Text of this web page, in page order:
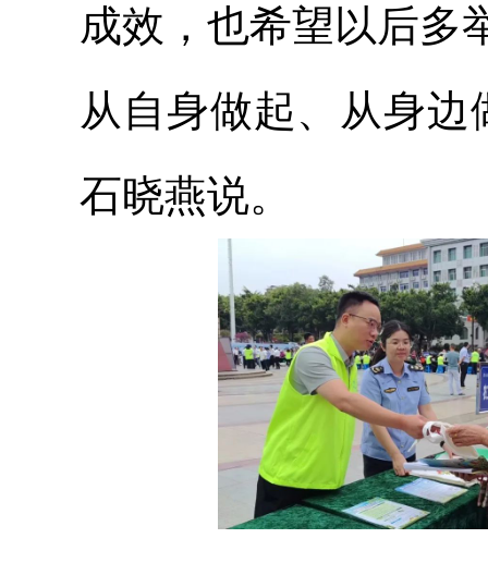
成效，也希望以后多
从自身做起、从身
石晓燕说。